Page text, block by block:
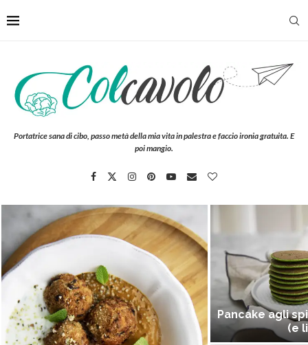
Portatrice sana di cibo, passo metà della mia vita in palestra e faccio ironia gratuita. E
poi mangio.
Pancake agli
(e